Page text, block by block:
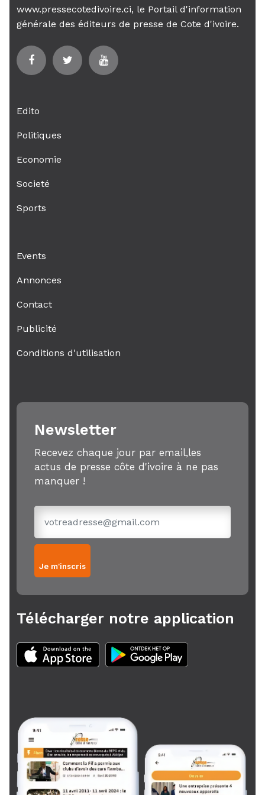
www.pressecotedivoire.ci, le Portail d'information
générale des éditeurs de presse de Cote d'ivoire.
Edito
Politiques
Economie
Societé
Sports
Events
Annonces
Contact
Publicité
Conditions d'utilisation
Newsletter
Recevez chaque jour par email,les
actus de presse côte d'ivoire à ne pas
manquer !
Je m'inscris
Télécharger notre application